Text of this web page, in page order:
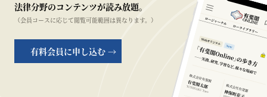
法律分野のコンテンツが読み放題。
（会員コースに応じて閲覧可能範囲は異なります。）
有料会員に申し込む →